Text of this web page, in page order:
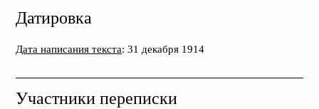
Датировка
Дата написания текста: 31 декабря 1914
Участники переписки